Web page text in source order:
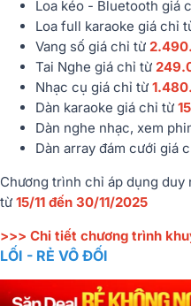
Loa kéo - Bluetooth giá
Loa full karaoke giá chỉ
Vang số giá chỉ từ
Tai Nghe giá chỉ từ
Nhạc cụ giá chỉ từ
Dàn karaoke giá chỉ từ
Dàn nghe nhạc, xem
Dàn array đám cưới giá
Chương trình chỉ áp dụng
từ 15/11 đến 30/11/2025
>>> Chi tiết chương trình
LỐI - RẺ VÔ ĐỐI